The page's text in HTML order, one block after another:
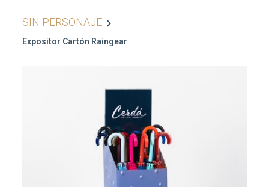
SIN PERSONAJE
Expositor Cartón Raingear